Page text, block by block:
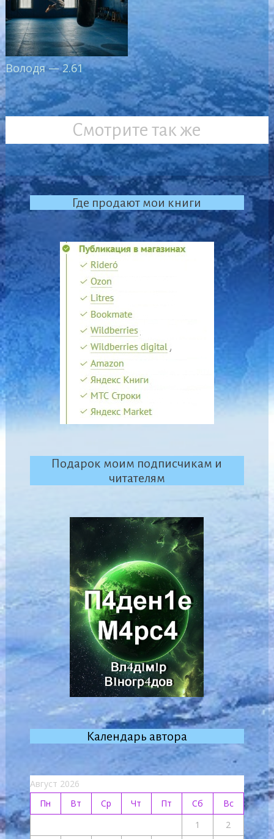
Володя — 2.61
Смотрите так же
Где продают мои книги
Подарок моим подписчикам и
читателям
Календарь автора
Август 2026
Пн
Вт Ср Чт Пт Сб
Вс
1
2